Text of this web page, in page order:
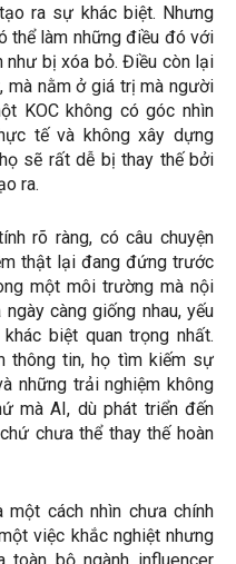
ra sự khác biệt. Nhưng
thể làm những điều đó với
bị xóa bỏ. Điều còn lại
mà nằm ở giá trị mà người
KOC không có góc nhìn
tế và không xây dựng
sẽ rất dễ bị thay thế bởi
ra.
rõ ràng, có câu chuyện
thật lại đang đứng trước
một môi trường mà nội
càng giống nhau, yếu
biệt quan trọng nhất.
thông tin, họ tìm kiếm sự
những trải nghiệm không
mà AI, dù phát triển đến
chưa thể thay thế hoàn
một cách nhìn chưa chính
việc khắc nghiệt nhưng